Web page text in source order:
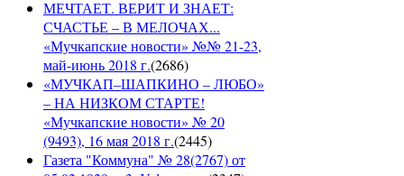
МЕЧТАЕТ. ВЕРИТ И ЗНАЕТ:
СЧАСТЬЕ – В МЕЛОЧАХ...
«Мучкапские новости» №№ 21-23,
май-июнь 2018 г.(2686)
«МУЧКАП–ШАПКИНО – ЛЮБО»
– НА НИЗКОМ СТАРТЕ!
«Мучкапские новости» № 20
(9493), 16 мая 2018 г.(2445)
Газета "Коммуна" № 28(2767) от